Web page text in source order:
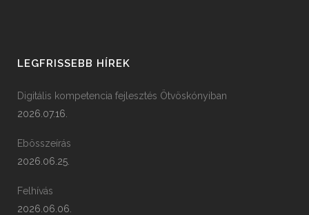
LEGFRISSEBB HÍREK
Digitális kompetencia fejlesztés Ötvöskónyiban
2026.07.16.
Ebösszeírás
2026.06.25.
Felhívás
2026.06.06.